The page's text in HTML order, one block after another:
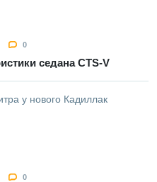
0
седана CTS-V
0